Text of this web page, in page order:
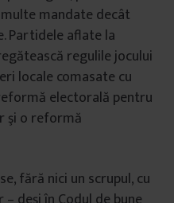
mandate decât
Partidele aflate la
regulile jocului
locale comasate cu
electorală pentru
şi o reformă
fără nici un scrupul, cu